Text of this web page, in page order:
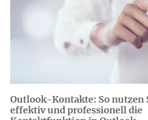
Outlook-Kontakte: So nutzen
effektiv und professionell die